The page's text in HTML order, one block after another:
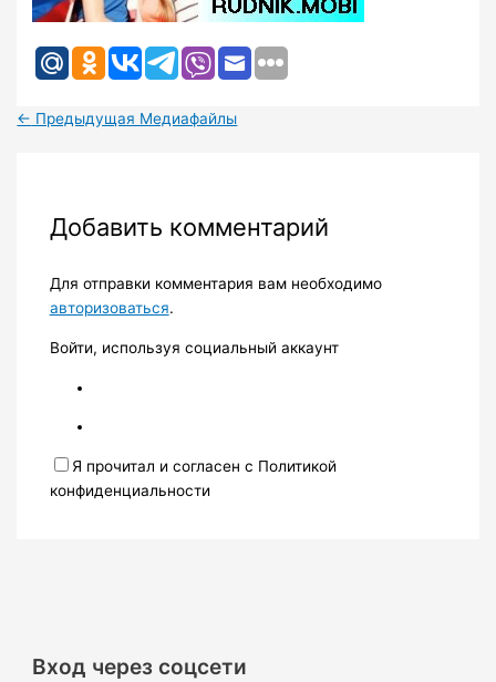
← Предыдущая Медиафайлы
Добавить комментарий
Для отправки комментария вам необходимо
авторизоваться.
Войти, используя социальный аккаунт
Я прочитал и согласен с Политикой
конфиденциальности
Вход через соцсети